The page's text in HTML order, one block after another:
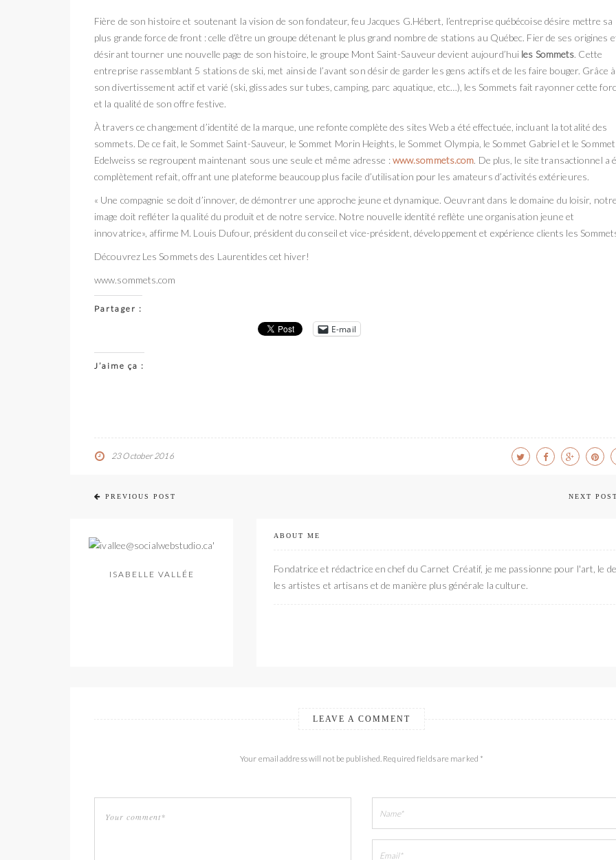
Fière de son histoire et soutenant la vision de son fondateur, feu Jacques G.Hébert, l’entreprise québécoise désire mettre sa
plus grande force de front : celle d’être un groupe détenant le plus grand nombre de stations au Québec. Fier de ses origines
désirant tourner une nouvelle page de son histoire, le groupe Mont Saint-Sauveur devient aujourd’hui les Sommets. Cette
entreprise rassemblant 5 stations de ski, met ainsi de l’avant son désir de garder les gens actifs et de les faire bouger. Grâce à
son divertissement actif et varié (ski, glissades sur tubes, camping, parc aquatique, etc…), les Sommets fait rayonner cette
et la qualité de son offre festive.
À travers ce changement d’identité de la marque, une refonte complète des sites Web a été effectuée, incluant la totalité des
sommets. De ce fait, le Sommet Saint-Sauveur, le Sommet Morin Heights, le Sommet Olympia, le Sommet Gabriel et le Sommet
Edelweiss se regroupent maintenant sous une seule et même adresse :www.sommets.com. De plus, le site transactionnel a
complètement refait, offrant une plateforme beaucoup plus facile d’utilisation pour les amateurs d’activités extérieures.
« Une compagnie se doit d’innover, de démontrer une approche jeune et dynamique. Oeuvrant dans le domaine du loisir,
image doit refléter la qualité du produit et de notre service. Notre nouvelle identité reflète une organisation jeune et
innovatrice», affirme M. Louis Dufour, président du conseil et vice-président, développement et expérience clients les
Découvrez Les Sommets des Laurentides cet hiver!
www.sommets.com
Partager :
E-mail
J’aime ça :
23 October 2016
PREVIOUS POST NEXT
ISABELLE VALLÉE
ABOUT ME
Fondatrice et rédactrice en chef du Carnet Créatif, je me passionne pour l'art, le
les artistes et artisans et de manière plus générale la culture.
LEAVE A COMMENT
Your email address will not be published. Required fields are marked *